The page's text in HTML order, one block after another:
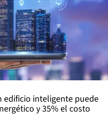
edificio inteligente puede
y 35% el costo